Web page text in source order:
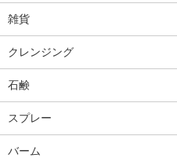
雑貨
クレンジング
石鹸
スプレー
バーム